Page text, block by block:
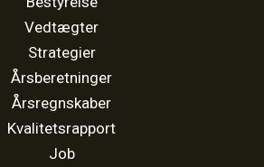
Vedtægter
Strategier
Årsberetninger
Årsregnskaber
Kvalitetsrapport
Job